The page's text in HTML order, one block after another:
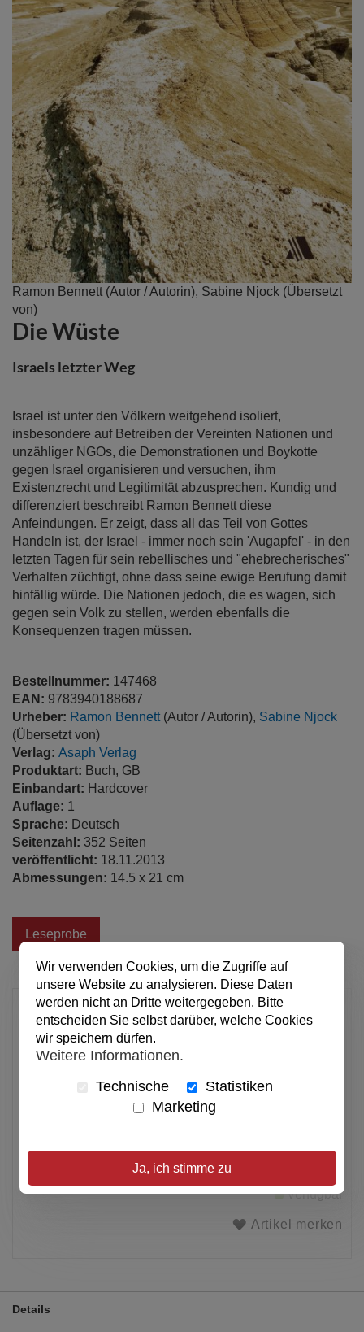
Ramon Bennett (Autor / Autorin), Sabine Njock (Übersetzt
von)
Die Wüste
Israels letzter Weg
Israel ist unter den Völkern weitgehend isoliert,
insbesondere auf Betreiben der Vereinten Nationen und
unzähliger NGOs, die Demonstrationen und Boykotte
gegen Israel organisieren und versuchen, ihm
Existenzrecht und Legitimität abzusprechen. Kundig und
differenziert beschreibt Ramon Bennett diese
Anfeindungen. Er zeigt, dass all das Teil von Gottes
Handeln ist, der Israel - immer noch sein 'Augapfel' - in den
letzten Tagen für sein rebellisches und "ehebrecherisches"
Verhalten züchtigt, ohne dass seine ewige Berufung damit
hinfällig würde. Die Nationen jedoch, die es wagen, sich
gegen sein Volk zu stellen, werden ebenfalls die
Konsequenzen tragen müssen.
Bestellnummer: 147468
EAN: 9783940188687
Urheber: Ramon Bennett(Autor / Autorin), Sabine Njock
(Übersetzt von)
Verlag: Asaph Verlag
Produktart: Buch, GB
Einbandart: Hardcover
Auflage: 1
Sprache: Deutsch
Seitenzahl: 352 Seiten
veröffentlicht: 18.11.2013
Abmessungen: 14.5 x 21 cm
Leseprobe
Zum
Anfang
der
Bildergalerie
springen
4,99 €
In den Warenkorb
Alle Preise inkl. MwSt.
Verfügbar
Artikel merken
Details
Wir verwenden Cookies, um die Zugriffe auf
unsere Website zu analysieren. Diese Daten
werden nicht an Dritte weitergegeben. Bitte
entscheiden Sie selbst darüber, welche Cookies
wir speichern dürfen.
Weitere Informationen.
Technische
Statistiken
Marketing
Ja, ich stimme zu